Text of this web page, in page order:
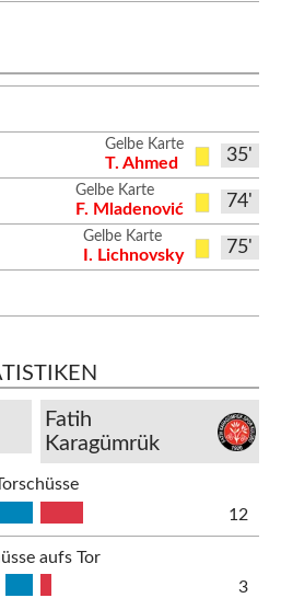
35'
Gelbe Karte
T. Ahmed
74'
Gelbe Karte
F. Mladenović
75'
Gelbe Karte
I. Lichnovsky
Fatih
Karagümrük
12
aufs Tor
3